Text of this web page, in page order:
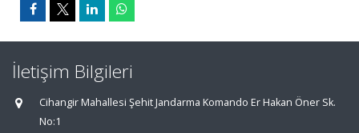
İletişim Bilgileri
Cihangir Mahallesi Şehit Jandarma Komando Er Hakan Öner Sk.
No:1